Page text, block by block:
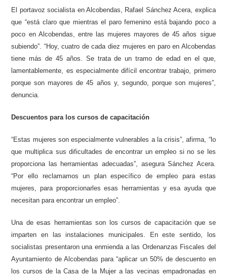
El portavoz socialista en Alcobendas, Rafael Sánchez Acera, explica
que “está claro que mientras el paro femenino está bajando poco a
poco en Alcobendas, entre las mujeres mayores de 45 años sigue
subiendo”. “Hoy, cuatro de cada diez mujeres en paro en Alcobendas
tiene más de 45 años. Se trata de un tramo de edad en el que,
lamentablemente, es especialmente difícil encontrar trabajo, primero
porque son mayores de 45 años y, segundo, porque son mujeres”,
denuncia.
Descuentos para los cursos de capacitación
“Estas mujeres son especialmente vulnerables a la crisis”, afirma, “lo
que multiplica sus dificultades de encontrar un empleo si no se les
proporciona las herramientas adecuadas”, asegura Sánchez Acera.
“Por ello reclamamos un plan específico de empleo para estas
mujeres, para proporcionarles esas herramientas y esa ayuda que
necesitan para encontrar un empleo”.
Una de esas herramientas son los cursos de capacitación que se
imparten en las instalaciones municipales. En este sentido, los
socialistas presentaron una enmienda a las Ordenanzas Fiscales del
Ayuntamiento de Alcobendas para “aplicar un 50% de descuento en
los cursos de la Casa de la Mujer a las vecinas empadronadas en